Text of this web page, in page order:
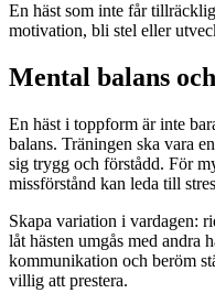
En häst som inte får
motivation, bli stel eller
Mental balans
En häst i toppform är inte
balans. Träningen ska vara
sig trygg och förstådd. För
missförstånd kan leda till
Skapa variation i vardagen:
låt hästen umgås med andra
kommunikation och beröm
villig att prestera.